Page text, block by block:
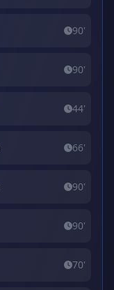
90'
90'
44'
66'
90'
90'
70'